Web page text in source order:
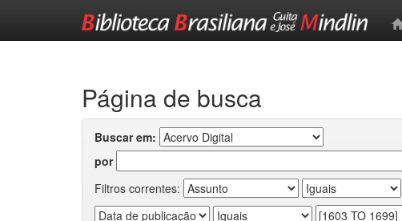
Página de busca
Buscar em:
por
Filtros correntes: